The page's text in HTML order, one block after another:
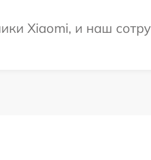
Xiaomi, и наш